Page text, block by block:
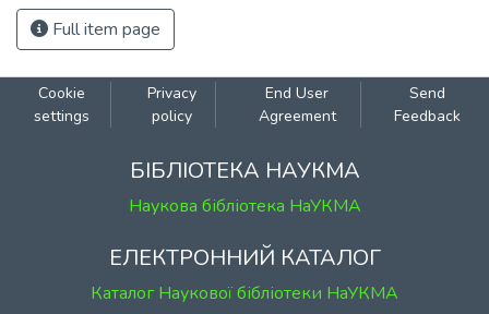
Full item page
Cookie
settings
Privacy
policy
End User
Agreement
Send
Feedback
БІБЛІОТЕКА НАУКМА
Наукова бібліотека НаУКМА
ЕЛЕКТРОННИЙ КАТАЛОГ
Каталог Наукової бібліотеки НаУКМА